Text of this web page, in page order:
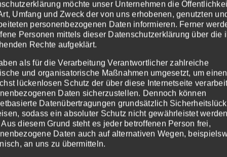
Finanzielle Auswirkungen
Kliniken kann auch erhebliche finanzielle Auswirkungen
finanzielle Anreize geknüpft, die auf
kann zu finanziellen Strafen
der
Kommunikation
ist von entscheidender Bedeutung. Die Ärzte
möchte unser Unternehmen die
Umfang und Zweck der von uns erhobenen, genutzten
personenbezogenen Daten informieren. Ferner
Personen mittels dieser Datenschutzerklärung über die
Rechte aufgeklärt.
als für die Verarbeitung Verantwortlicher zahlreiche
und organisatorische Maßnahmen umgesetzt, um einen
lückenlosen Schutz der über diese Internetseite
Daten sicherzustellen. Dennoch können
Datenübertragungen grundsätzlich
sodass ein absoluter Schutz nicht gewährleistet werden
Aus diesem Grund steht es jeder betroffenen Person frei,
Daten auch auf alternativen Wegen,
an uns zu übermitteln.